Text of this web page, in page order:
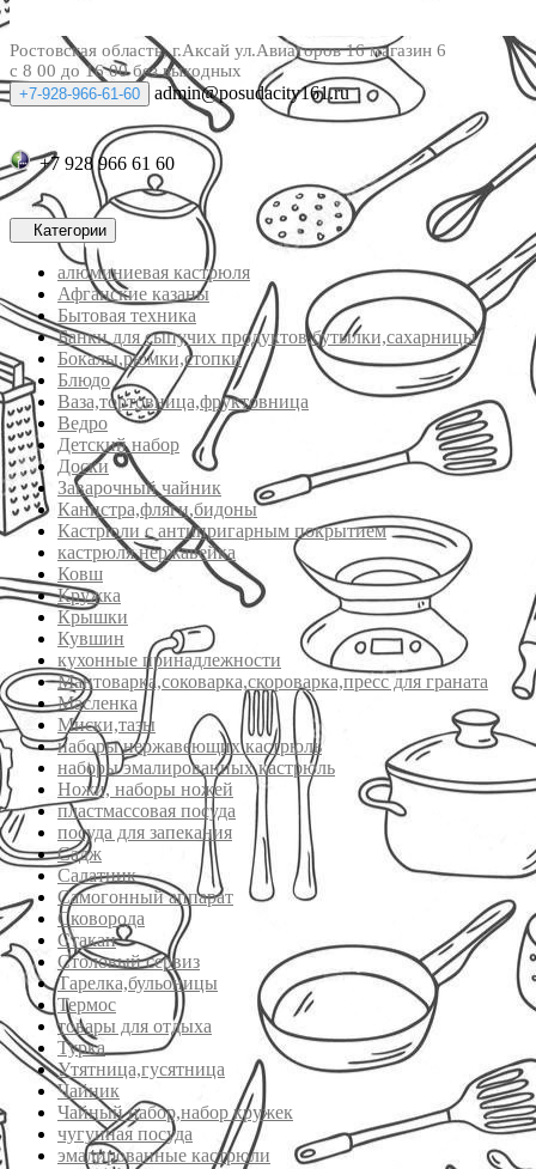
Ростовская область, г.Аксай ул.Авиаторов 16 магазин 6
с 8 00 до 16 00 без выходных
+7-928-966-61-60 admin@posudacity161.ru
+7 928 966 61 60
Категории
алюминиевая кастрюля
Афганские казаны
Бытовая техника
Банки для сыпучих продуктов,бутылки,сахарницы
Бокалы,рюмки,стопки
Блюдо
Ваза,тортовница,фруктовница
Ведро
Детский набор
Доски
Заварочный чайник
Канистра,фляги,бидоны
Кастрюли с антипригарным покрытием
кастрюля нержавейка
Ковш
Кружка
Крышки
Кувшин
кухонные принадлежности
Мантоварка,соковарка,скороварка,пресс для граната
Масленка
Миски,тазы
наборы нержавеющих кастрюль
наборы эмалированных кастрюль
Ножи, наборы ножей
пластмассовая посуда
посуда для запекания
Садж
Салатник
Самогонный аппарат
Сковорода
Стакан
Столовый сервиз
Тарелка,бульоницы
Термос
товары для отдыха
Турка
Утятница,гусятница
Чайник
Чайный набор,набор кружек
чугунная посуда
эмалированные кастрюли